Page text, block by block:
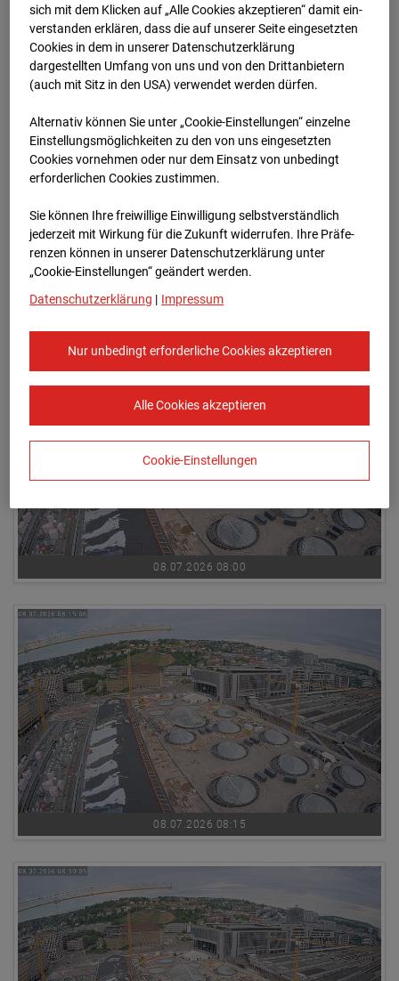
08.07.2026 07:30
08.07.2026 07:45
08.07.2026 08:00
08.07.2026 08:15
sich mit dem Klicken auf „Alle Cookies akzeptieren“ damit ein­
ver­standen erklären, dass die auf unserer Seite eingesetzten
Cookies in dem in unserer Datenschutzerklärung
dargestellten Umfang von uns und von den Drittanbietern
(auch mit Sitz in den USA) verwendet werden dürfen.
Alternativ können Sie unter „Cookie-Einstellungen“ einzelne
Einstellungsmöglichkeiten zu den von uns eingesetzten
Cookies vornehmen oder nur dem Einsatz von unbedingt
erforderlichen Cookies zustimmen.
Sie können Ihre freiwillige Einwilligung selbstverständlich
jederzeit mit Wirkung für die Zukunft widerrufen. Ihre Prä­fe­
renzen können in unserer Datenschutzerklärung unter
„Cookie-Einstellungen“ geändert werden.
Datenschutzerklärung | Impressum
Nur unbedingt erforderliche Cookies akzeptieren
Alle Cookies akzeptieren
Cookie-Einstellungen